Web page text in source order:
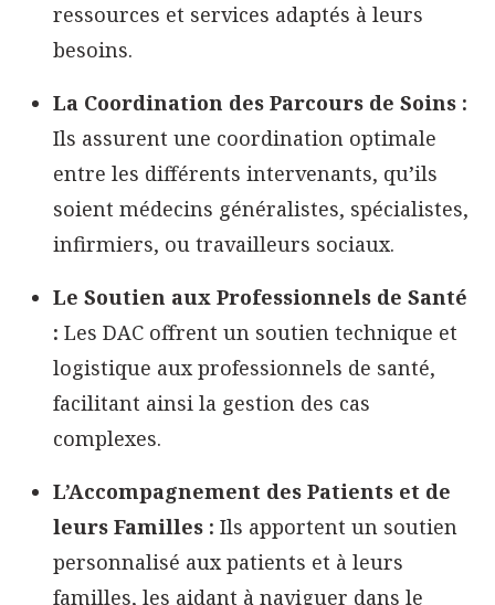
ressources et services adaptés à leurs
besoins.
La Coordination des Parcours de Soins :
Ils assurent une coordination optimale
entre les différents intervenants, qu’ils
soient médecins généralistes, spécialistes,
infirmiers, ou travailleurs sociaux.
Le Soutien aux Professionnels de Santé
: Les DAC offrent un soutien technique et
logistique aux professionnels de santé,
facilitant ainsi la gestion des cas
complexes.
L’Accompagnement des Patients et de
leurs Familles : Ils apportent un soutien
personnalisé aux patients et à leurs
familles, les aidant à naviguer dans le